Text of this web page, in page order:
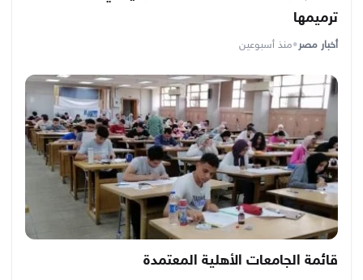
ترميمها
أخبار مصر•منذ أسبوعين
قائمة الجامعات الأهلية المعتمدة